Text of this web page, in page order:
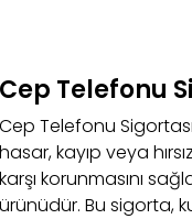
Cep Telefonu
Cep Telefonu
hasar, kayıp veya
karşı korunmasını
ürünüdür. Bu sigorta,